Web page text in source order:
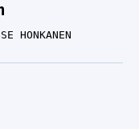
HONKANEN